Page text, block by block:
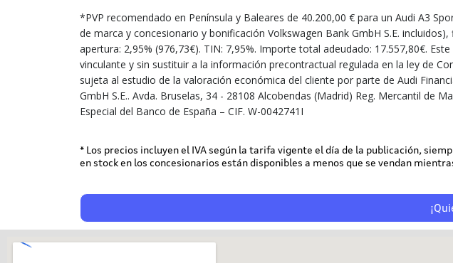
*PVP recomendado en Península y Baleares de 40.200,00 € para un Audi A3
de marca y concesionario y bonificación Volkswagen Bank GmbH S.E.
apertura: 2,95% (976,73€). TIN: 7,95%. Importe total adeudado: 17.557,80€.
vinculante y sin sustituir a la información precontractual regulada en la ley de
sujeta al estudio de la valoración económica del cliente por parte de Audi
GmbH S.E.. Avda. Bruselas, 34 - 28108 Alcobendas (Madrid) Reg. Mercantil de
Especial del Banco de España – CIF. W-0042741I
* Los precios incluyen el IVA según la tarifa vigente el día de la publicación,
en stock en los concesionarios están disponibles a menos que se vendan